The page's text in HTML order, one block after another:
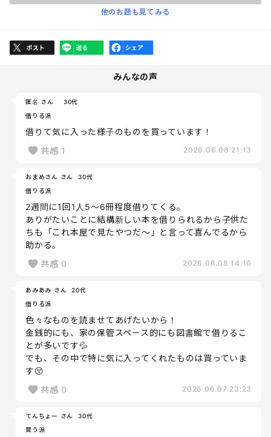
他のお題も見てみる
みんなの声
匿名 さん
30代
借りる派
借りて気に入った様子のものを買っています！
共感 1 2026.06.08 21:13
おまめさん さん
30代
借りる派
2週間に1回1人5〜6冊程度借りてくる。
ありがたいことに結構新しい本を借りられるから子供た
ちも「これ本屋で見たやつだ〜」と言って喜んでるから
助かる。
共感 0 2026.06.08 14:16
あみあみ さん
20代
借りる派
色々なものを読ませてあげたいから！
金銭的にも、家の保管スペース的にも図書館で借りるこ
とが多いです💦
でも、その中で特に気に入ってくれたものは買っていま
す😚
共感 0 2026.06.07 23:23
てんちょー さん
30代
買う派